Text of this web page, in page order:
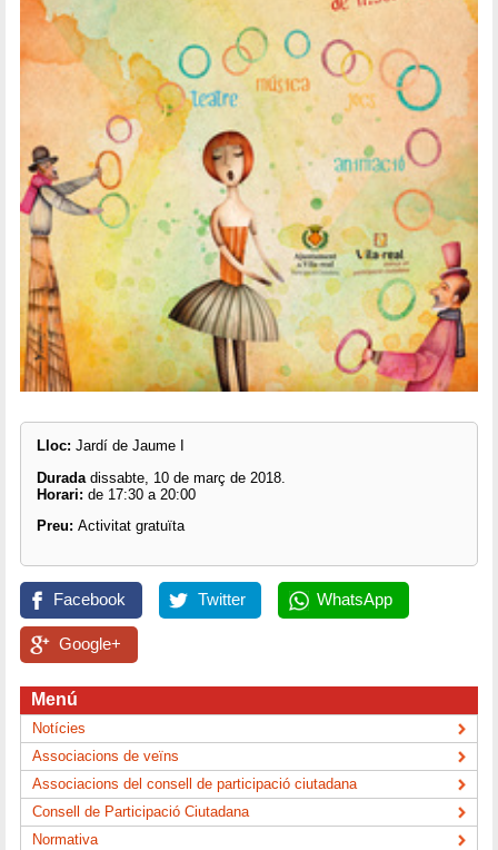
Lloc: Jardí de Jaume I
Durada dissabte, 10 de març de 2018.
Horari: de 17:30 a 20:00
Preu: Activitat gratuïta
Facebook Twitter WhatsApp
Google+
Menú
Notícies
Associacions de veïns
Associacions del consell de participació ciutadana
Consell de Participació Ciutadana
Normativa